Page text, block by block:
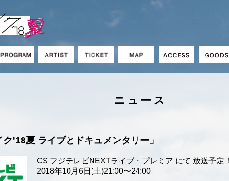
ニュース
'18夏 ライブとドキュメンタリー」
CS フジテレビNEXTライブ・プレミア にて 放送予定！
2018年10月6日(土)21:00〜24:00